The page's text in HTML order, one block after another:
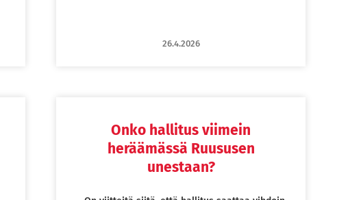
26.4.2026
Onko hallitus viimein
heräämässä Ruususen
unestaan?